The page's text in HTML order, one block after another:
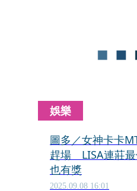
娛樂
圖多／女神卡卡
趕場 LISA連莊最
也有獎
2025.09.08 16:01